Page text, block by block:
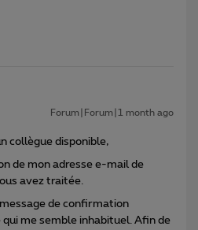
Forum|Forum|1 month ago
collègue disponible,
de mon adresse e-mail de
avez traitée.
message de confirmation
me semble inhabituel. Afin de